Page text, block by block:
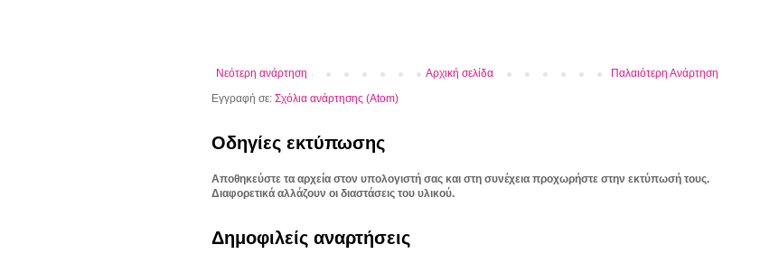
Νεότερη ανάρτηση Παλαιότερη Ανάρτηση
Αρχική σελίδα
Εγγραφή σε: Σχόλια ανάρτησης (Atom)
Οδηγίες εκτύπωσης
Αποθηκεύστε τα αρχεία στον υπολογιστή σας και στη συνέχεια προχωρήστε στην εκτύπωσή τους.
Διαφορετικά αλλάζουν οι διαστάσεις του υλικού.
Δημοφιλείς αναρτήσεις